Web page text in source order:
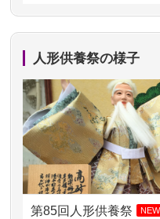
2026/07/11思い出の
したく、花...
2026/07/10家から近
2026/07/08誰も住ん
ました。 ...
2024/01/13剥製の供
ですが？
2024/01/13お雛様のセ
ですが、お雛様とお内
2024/01/13供養申込
どうなってるのですか
人形供養祭の様子
第85回人形供養祭 NEW